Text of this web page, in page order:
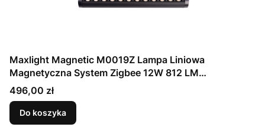
Maxlight Magnetic M0019Z Lampa Liniowa
Magnetyczna System Zigbee 12W 812 LM
2700/5000K
Cena
496,00 zł
Do koszyka